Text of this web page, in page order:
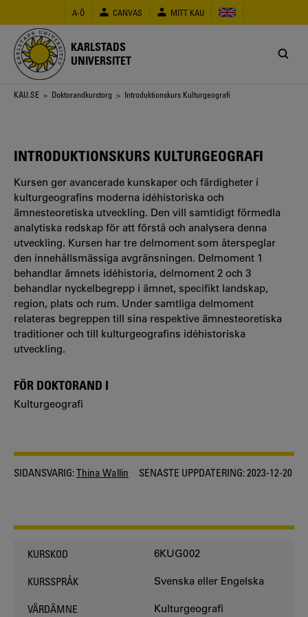
huvudinnehåll
A-Ö CANVAS MITT KAU
KARLSTADS
UNIVERSITET
Länkstig
KAU.SE > Doktorandkurstorg > Introduktionskurs Kulturgeografi
INTRODUKTIONSKURS KULTURGEOGRAFI
Kursen ger avancerade kunskaper och färdigheter i
kulturgeografins moderna idéhistoriska och
ämnesteoretiska utveckling. Den vill samtidigt förmedla
analytiska redskap för att förstå och analysera denna
utveckling. Kursen har tre delmoment som återspeglar
den innehållsmässiga avgränsningen. Delmoment 1
behandlar ämnets idéhistoria, delmoment 2 och 3
behandlar nyckelbegrepp i ämnet, specifikt landskap,
region, plats och rum. Under samtliga delmoment
relateras begreppen till sina respektive ämnesteoretiska
traditioner och till kulturgeografins idéhistoriska
utveckling.
FÖR DOKTORAND I
Kulturgeografi
SIDANSVARIG:Thina Wallin SENASTE UPPDATERING:2023-12-20
KURSKOD 6KUG002
KURSSPRÅK Svenska eller Engelska
VÄRDÄMNE Kulturgeografi